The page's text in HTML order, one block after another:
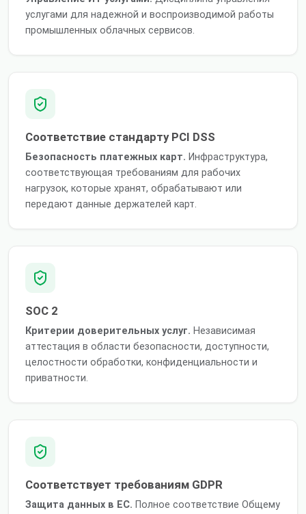
услугами для надежной и воспроизводимой работы
промышленных облачных сервисов.
Соответствие стандарту PCI DSS
Безопасность платежных карт. Инфраструктура,
соответствующая требованиям для рабочих
нагрузок, которые хранят, обрабатывают или
передают данные держателей карт.
SOC 2
Критерии доверительных услуг. Независимая
аттестация в области безопасности, доступности,
целостности обработки, конфиденциальности и
приватности.
Соответствует требованиям GDPR
Защита данных в ЕС. Полное соответствие Общему